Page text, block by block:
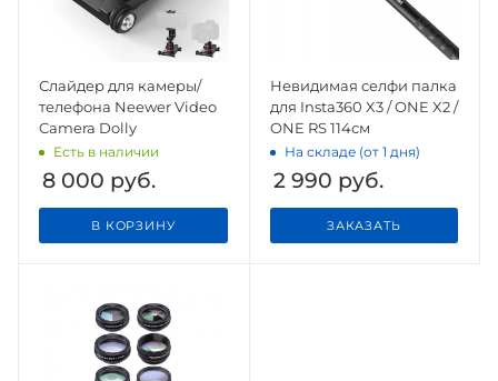
Слайдер для камеры/
телефона Neewer Video
Camera Dolly
Есть в наличии
8 000 руб.
В КОРЗИНУ
Невидимая селфи палка
для Insta360 X3 / ONE X2 /
ONE RS 114см
На складе (от 1 дня)
2 990 руб.
ЗАКАЗАТЬ